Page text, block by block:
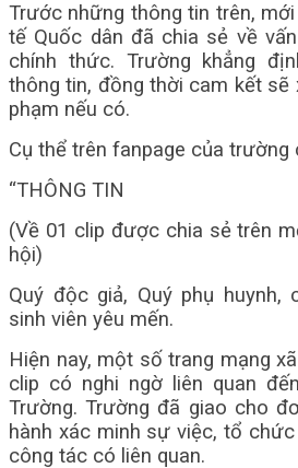
Trước những thông tin trên,
tế Quốc dân đã chia sẻ về
chính thức. Trường khẳng
thông tin, đồng thời cam kết sẽ
phạm nếu có.
Cụ thể trên fanpage của trường
“THÔNG TIN
(Về 01 clip được chia sẻ trên
hội)
Quý độc giả, Quý phụ huynh,
sinh viên yêu mến.
Hiện nay, một số trang mạng
clip có nghi ngờ liên quan
Trường. Trường đã giao cho
hành xác minh sự việc, tổ
công tác có liên quan.